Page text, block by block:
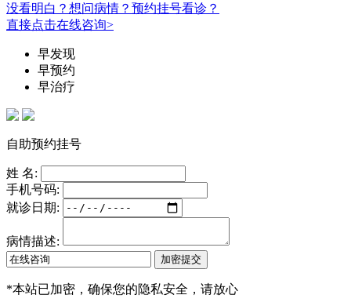
没看明白？想问病情？预约挂号看诊？
直接点击在线咨询>
早发现
早预约
早治疗
自助预约挂号
姓 名:
手机号码:
就诊日期:
病情描述:
*本站已加密，确保您的隐私安全，请放心